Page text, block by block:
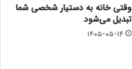
وقتی خانه به دستیار شخصی شما
تبدیل می‌شود
۱۴۰۵-۰۵-۱۴